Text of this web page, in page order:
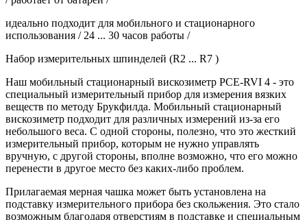
идеально подходит для мобильного и стационарного
использования / 24 ... 30 часов работы /
Набор измерительных шпинделей (R2 ... R7 )
Наш мобильный стационарный вискозиметр PCE-RVI 4 - это
специальный измерительный прибор для измерения вязких
веществ по методу Брукфилда. Мобильный стационарный
вискозиметр подходит для различных измерений из-за его
небольшого веса. С одной стороны, полезно, что это жесткий
измерительный прибор, которым не нужно управлять
вручную, с другой стороны, вполне возможно, что его можно
перенести в другое место без каких-либо проблем.
Прилагаемая мерная чашка может быть установлена на
подставку измерительного прибора без скольжения. Это стало
возможным благодаря отверстиям в подставке и специальным